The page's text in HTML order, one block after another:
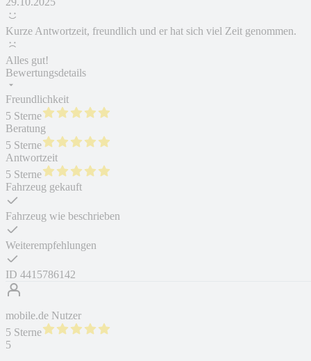
Kurze Antwortzeit, freundlich und er hat sich viel Zeit genommen.
Alles gut!
Bewertungsdetails
Freundlichkeit
5 Sterne
Beratung
5 Sterne
Antwortzeit
5 Sterne
Fahrzeug gekauft
Fahrzeug wie beschrieben
Weiterempfehlungen
ID 4415786142
mobile.de Nutzer
5 Sterne
5